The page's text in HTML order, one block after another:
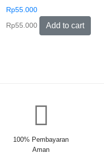
Rp55.000
Rp55.000 Add to cart
100% Pembayaran
Aman